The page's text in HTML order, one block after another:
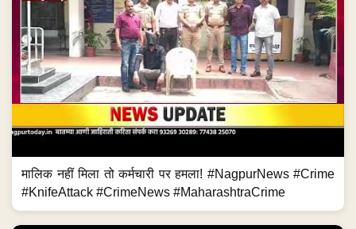
मालिक नहीं मिला तो कर्मचारी पर हमला! #NagpurNews #Crime
#KnifeAttack #CrimeNews #MaharashtraCrime